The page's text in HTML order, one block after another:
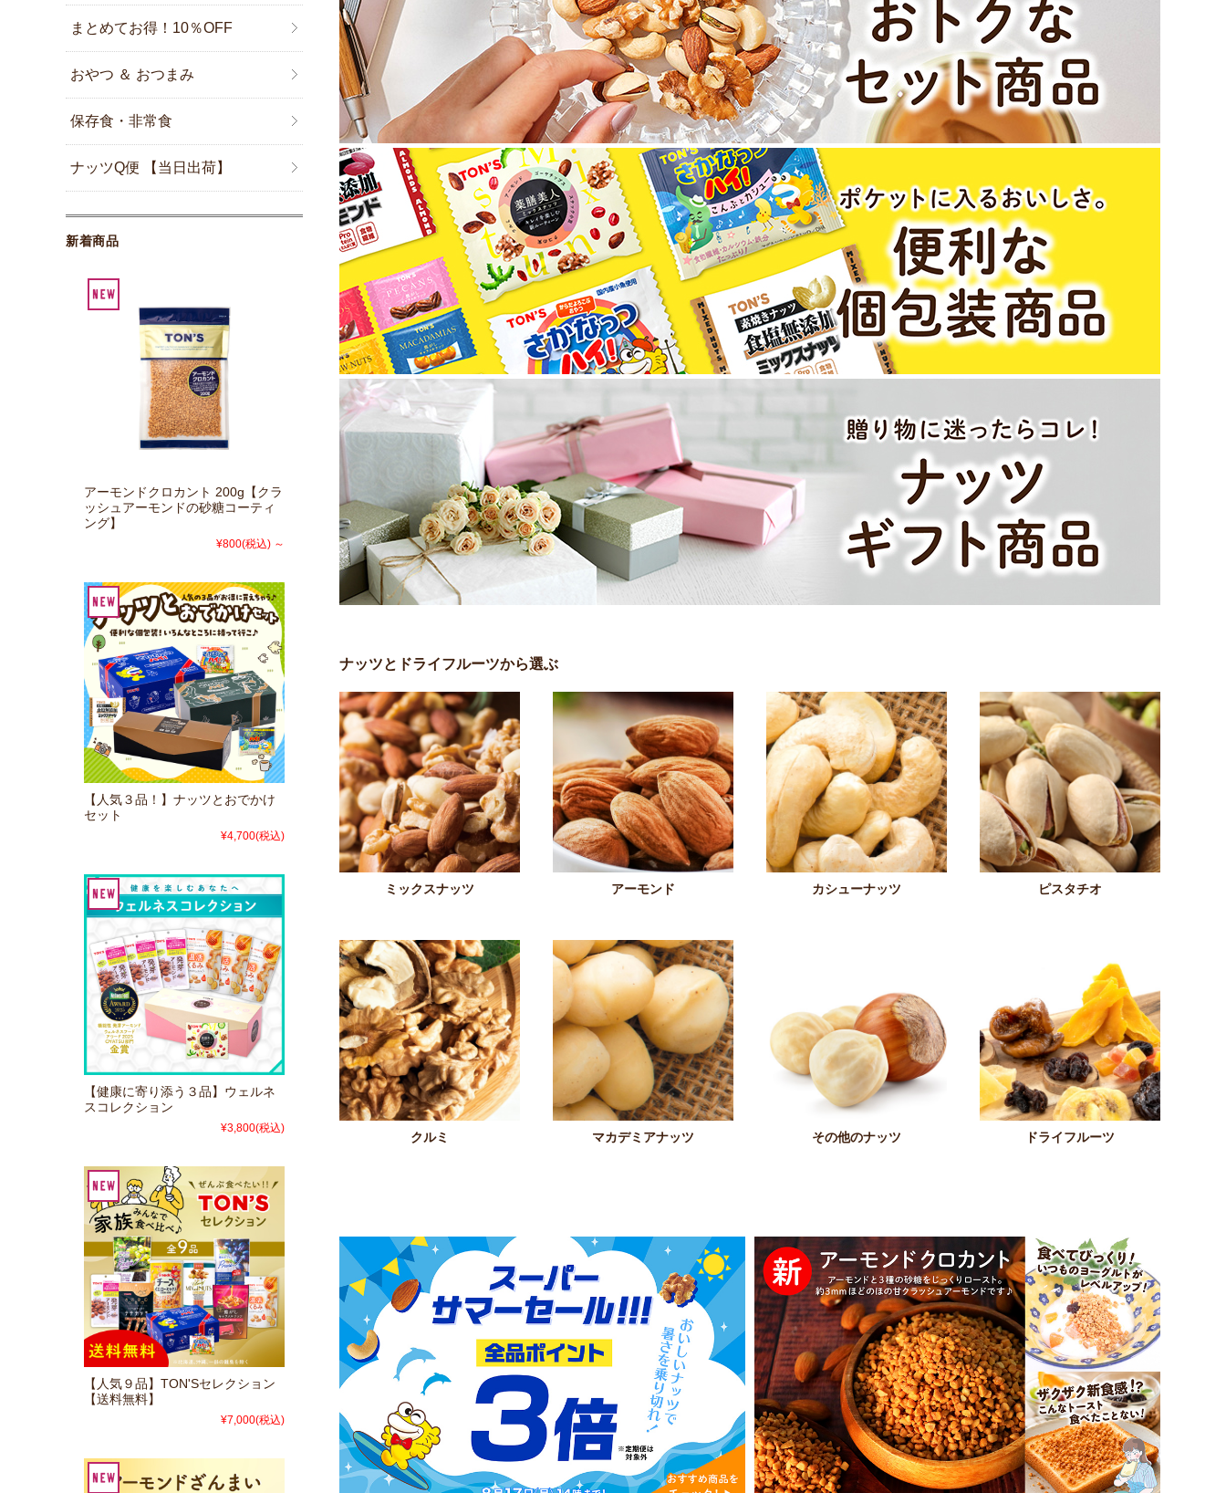
ナッツとドライフルーツから選ぶ
ミックスナッツ アーモンド カシューナッツ ピスタチオ
クルミ マカデミアナッツ その他のナッツ ドライフルーツ
まとめてお得！10％OFF
おやつ ＆ おつまみ
保存食・非常食
ナッツQ便 【当日出荷】
新着商品
アーモンドクロカント 200g【クラ
ッシュアーモンドの砂糖コーティ
ング】
¥800(税込) ～
【人気３品！】ナッツとおでかけ
セット
¥4,700(税込)
【健康に寄り添う３品】ウェルネ
スコレクション
¥3,800(税込)
【人気９品】TON'Sセレクション
【送料無料】
¥7,000(税込)